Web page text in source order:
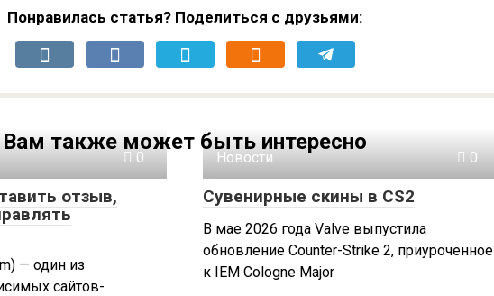
Понравилась статья? Поделиться с друзьями:
Вам также может быть интересно
0
отзыв,
— один из
сайтов-
Новости 0
Сувенирные скины в CS2
В мае 2026 года Valve выпустила
обновление Counter-Strike 2, приуроченное
к IEM Cologne Major